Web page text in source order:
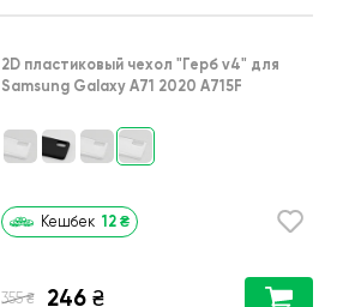
2D пластиковый чехол "Герб v4" для
Samsung Galaxy A71 2020 A715F
Кешбек 12 ₴
355 ₴ 246 ₴